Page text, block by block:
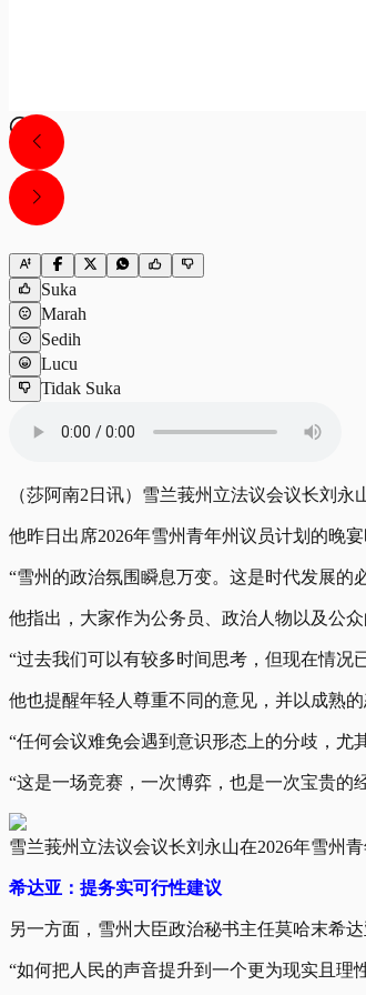
Suka
Marah
Sedih
Lucu
Tidak Suka
（莎阿南2日讯）雪兰莪州立法议会议长刘永
他昨日出席2026年雪州青年州议员计划的晚
“雪州的政治氛围瞬息万变。这是时代发展的
他指出，大家作为公务员、政治人物以及公
“过去我们可以有较多时间思考，但现在情况
他也提醒年轻人尊重不同的意见，并以成熟
“任何会议难免会遇到意识形态上的分歧，尤
“这是一场竞赛，一次博弈，也是一次宝贵的
雪兰莪州立法议会议长刘永山在2026年雪州
希达亚：提务实可行性建议
另一方面，雪州大臣政治秘书主任莫哈末希
“如何把人民的声音提升到一个更为现实且